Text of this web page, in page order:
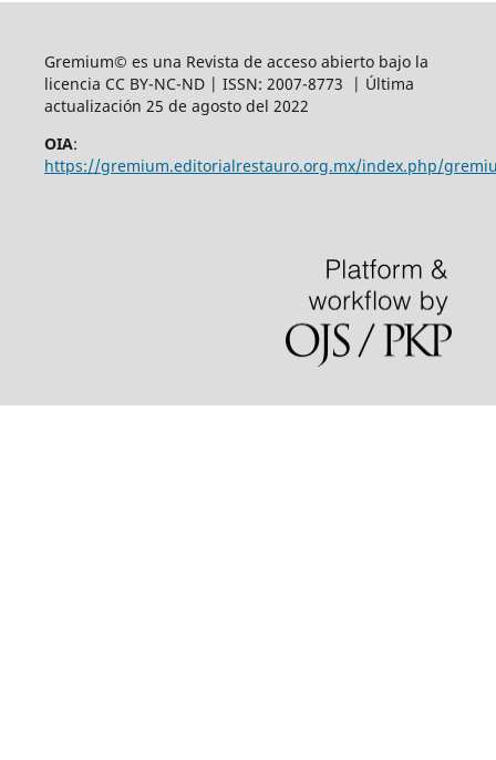
Gremium© es una Revista de acceso abierto bajo la
licencia CC BY-NC-ND | ISSN: 2007-8773 | Última
actualización 25 de agosto del 2022
OIA:
https://gremium.editorialrestauro.org.mx/index.php/